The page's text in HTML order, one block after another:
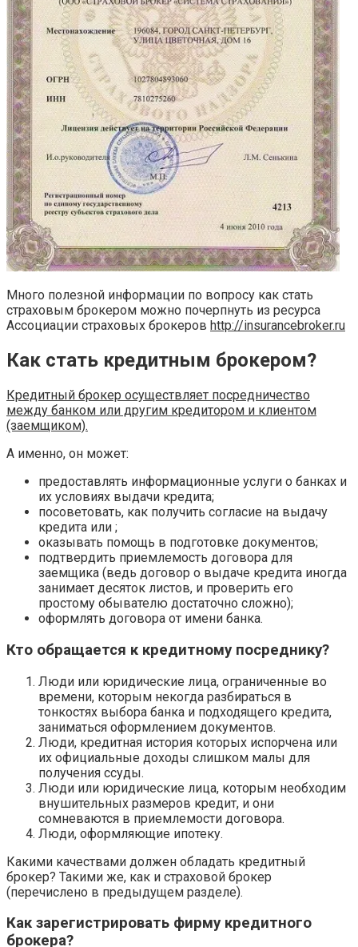
Много полезной информации по вопросу как стать
страховым брокером можно почерпнуть из ресурса
Ассоциации страховых брокеров http://insurancebroker.ru
Как стать кредитным брокером?
Кредитный брокер осуществляет посредничество
между банком или другим кредитором и клиентом
(заемщиком).
А именно, он может:
предоставлять информационные услуги о банках и
их условиях выдачи кредита;
посоветовать, как получить согласие на выдачу
кредита или ;
оказывать помощь в подготовке документов;
подтвердить приемлемость договора для
заемщика (ведь договор о выдаче кредита иногда
занимает десяток листов, и проверить его
простому обывателю достаточно сложно);
оформлять договора от имени банка.
Кто обращается к кредитному посреднику?
Люди или юридические лица, ограниченные во
времени, которым некогда разбираться в
тонкостях выбора банка и подходящего кредита,
заниматься оформлением документов.
Люди, кредитная история которых испорчена или
их официальные доходы слишком малы для
получения ссуды.
Люди или юридические лица, которым необходим
внушительных размеров кредит, и они
сомневаются в приемлемости договора.
Люди, оформляющие ипотеку.
Какими качествами должен обладать кредитный
брокер? Такими же, как и страховой брокер
(перечислено в предыдущем разделе).
Как зарегистрировать фирму кредитного
брокера?